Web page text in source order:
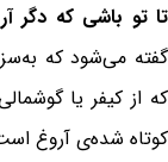
تا تو باشی که دگر
گفته می‌شود که
که از کیفر یا
کوتاه شده‌ی آروغ